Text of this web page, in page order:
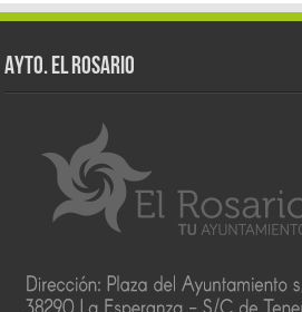
AYTO. EL ROSARIO